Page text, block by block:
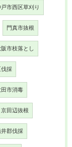
戸市西区草刈り
門真市抜根
市枝落とし
伐採
田市消毒
京田辺抜根
井郡伐採